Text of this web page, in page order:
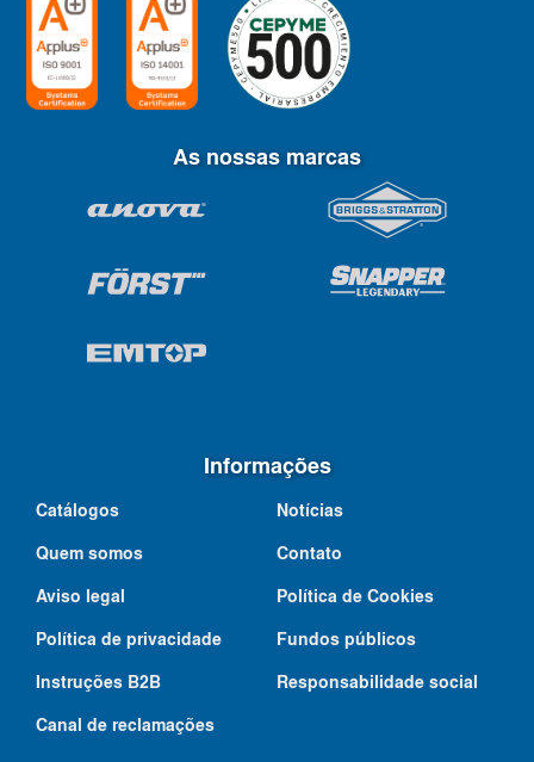
As nossas marcas
Informações
Catálogos
Notícias
Quem somos
Contato
Aviso legal
Política de Cookies
Política de privacidade
Fundos públicos
Instruções B2B
Responsabilidade social
Canal de reclamações